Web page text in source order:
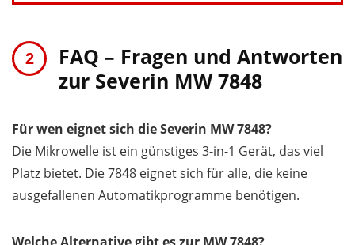
FAQ – Fragen und Antworten
zur Severin MW 7848
Für wen eignet sich die Severin MW 7848?
Die Mikrowelle ist ein günstiges 3-in-1 Gerät, das viel
Platz bietet. Die 7848 eignet sich für alle, die keine
ausgefallenen Automatikprogramme benötigen.